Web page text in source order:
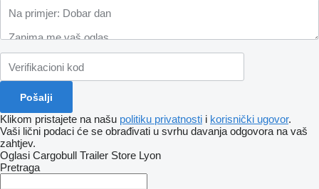
Klikom pristajete na našu politiku privatnosti i korisnički ugovor.
Vaši lični podaci će se obrađivati ​​u svrhu davanja odgovora na vaš
zahtjev.
Oglasi Cargobull Trailer Store Lyon
Pretraga